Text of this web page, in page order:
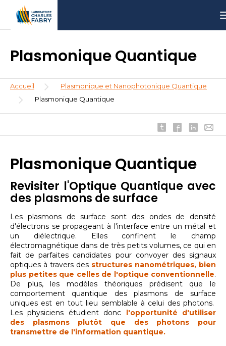
contenu
menu
la
Plasmonique Quantique
Fil
d'Ariane
Accueil
Plasmonique et Nanophotonique Quantique
Plasmonique Quantique
Plasmonique Quantique
Revisiter l'Optique Quantique avec
des plasmons de surface
Les plasmons de surface sont des ondes de densité
d'électrons se propageant à l'interface entre un métal et
un diélectrique. Elles confinent le champ
électromagnétique dans de très petits volumes, ce qui en
fait de parfaites candidates pour convoyer des signaux
optiques à travers des structures nanométriques, bien
plus petites que celles de l'optique conventionnelle.
De plus, les modèles théoriques prédisent que le
comportement quantique des plasmons de surface
uniques est en tout lieu semblable à celui des photons.
Les physiciens étudient donc l'opportunité d'utiliser
des plasmons plutôt que des photons pour
transmettre de l'information quantique.